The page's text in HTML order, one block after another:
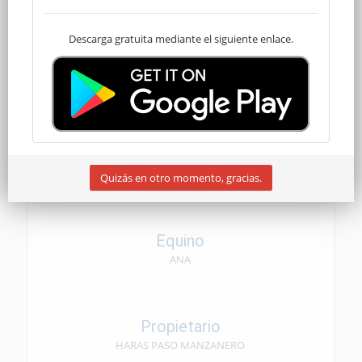
MIGUEL GONZALEZ
Clasificado
160 kms
SENIOR
06/06/2026
Equino
ANA
Propietario
HARAS PASO MANZANERO
Descarga gratuita mediante el siguiente enlace.
Quizás en otro momento, gracias.